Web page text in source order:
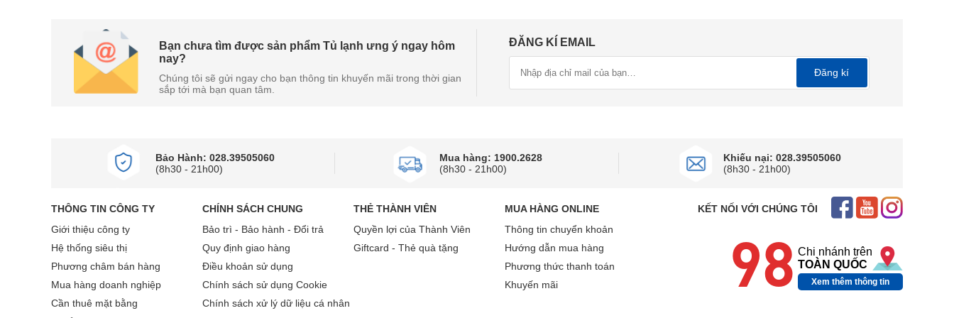
Kệ kính điều chỉnh linh hoạt
Bảng điều khiển điện tử
Bạn chưa tìm được sản phẩm Tủ lạnh ưng ý ngay hôm
nay?
Chúng tôi sẽ gửi ngay cho bạn thông tin khuyến mãi trong thời gian
sắp tới mà bạn quan tâm.
ĐĂNG KÍ EMAIL
Đăng kí
Bảo Hành: 028.39505060
(8h30 - 21h00)
Mua hàng: 1900.2628
(8h30 - 21h00)
Khiếu nại: 028.39505060
(8h30 - 21h00)
THÔNG TIN CÔNG TY
Giới thiệu công ty
Hệ thống siêu thị
Phương châm bán hàng
Mua hàng doanh nghiệp
Cần thuê mặt bằng
CHÍNH SÁCH CHUNG
Bảo trì - Bảo hành - Đổi trả
Quy định giao hàng
Điều khoản sử dụng
Chính sách sử dụng Cookie
Chính sách xử lý dữ liệu cá nhân
THẺ THÀNH VIÊN
Quyền lợi của Thành Viên
Giftcard - Thẻ quà tặng
MUA HÀNG ONLINE
Thông tin chuyển khoản
Hướng dẫn mua hàng
Phương thức thanh toán
Khuyến mãi
KẾT NỐI VỚI CHÚNG TÔI
98 Chi nhánh trên
TOÀN QUỐC
Xem thêm thông tin